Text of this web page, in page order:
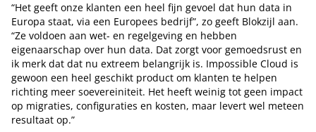
“Het geeft onze klanten een heel fijn gevoel dat hun data in
Europa staat, via een Europees bedrijf”, zo geeft Blokzijl aan.
“Ze voldoen aan wet- en regelgeving en hebben
eigenaarschap over hun data. Dat zorgt voor gemoedsrust en
ik merk dat dat nu extreem belangrijk is. Impossible Cloud is
gewoon een heel geschikt product om klanten te helpen
richting meer soevereiniteit. Het heeft weinig tot geen impact
op migraties, configuraties en kosten, maar levert wel meteen
resultaat op.”